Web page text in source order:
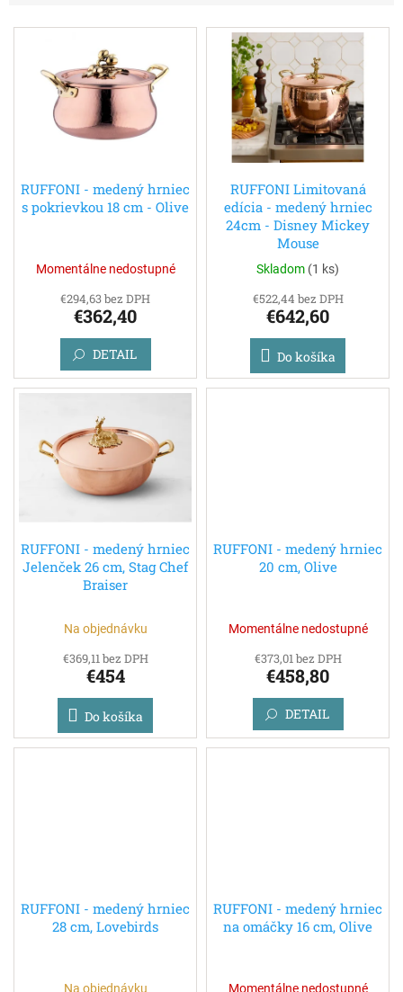
V
RUFFONI - medený hrniec
s pokrievkou 18 cm - Olive
Momentálne nedostupné
€294,63 bez DPH
€362,40
DETAIL
RUFFONI Limitovaná
edícia - medený hrniec
24cm - Disney Mickey
Mouse
Skladom (1 ks)
€522,44 bez DPH
€642,60
Do košíka
RUFFONI - medený hrniec
Jelenček 26 cm, Stag Chef
Braiser
Na objednávku
€369,11 bez DPH
€454
Do košíka
RUFFONI - medený hrniec
20 cm, Olive
Momentálne nedostupné
€373,01 bez DPH
€458,80
DETAIL
RUFFONI - medený hrniec
28 cm, Lovebirds
Na objednávku
RUFFONI - medený hrniec
na omáčky 16 cm, Olive
Momentálne nedostupné